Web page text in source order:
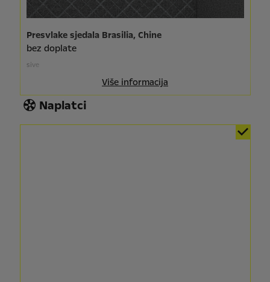
Presvlake sjedala Brasilia, Chine
bez doplate
sive
Više informacija
Naplatci